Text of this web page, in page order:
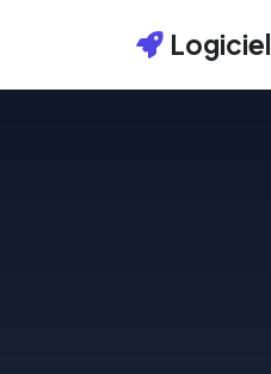
Logiciel